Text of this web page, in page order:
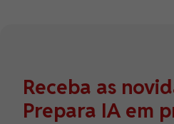
Receba as
Prepara IA em